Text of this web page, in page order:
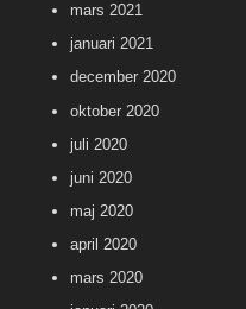
mars 2021
januari 2021
december 2020
oktober 2020
juli 2020
juni 2020
maj 2020
april 2020
mars 2020